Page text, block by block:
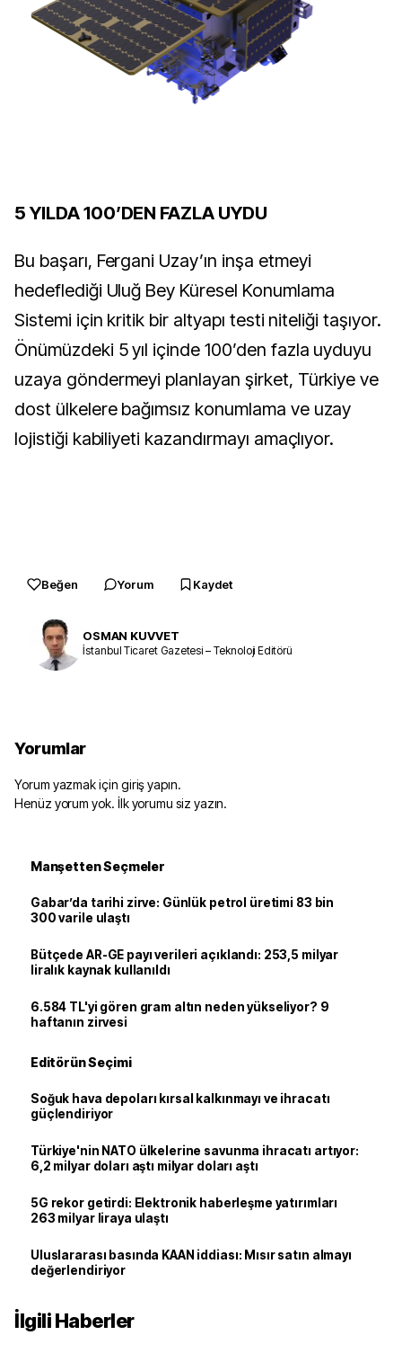
5 YILDA 100’DEN FAZLA UYDU
Bu başarı, Fergani Uzay’ın inşa etmeyi
hedeflediği Uluğ Bey Küresel Konumlama
Sistemi için kritik bir altyapı testi niteliği taşıyor.
Önümüzdeki 5 yıl içinde 100’den fazla uyduyu
uzaya göndermeyi planlayan şirket, Türkiye ve
dost ülkelere bağımsız konumlama ve uzay
lojistiği kabiliyeti kazandırmayı amaçlıyor.
Beğen Yorum Kaydet
OSMAN KUVVET
İstanbul Ticaret Gazetesi – Teknoloji Editörü
Yorumlar
Yorum yazmak için giriş yapın.
Henüz yorum yok. İlk yorumu siz yazın.
Manşetten Seçmeler
Gabar’da tarihi zirve: Günlük petrol üretimi 83 bin
300 varile ulaştı
Bütçede AR-GE payı verileri açıklandı: 253,5 milyar
liralık kaynak kullanıldı
6.584 TL'yi gören gram altın neden yükseliyor? 9
haftanın zirvesi
Editörün Seçimi
Soğuk hava depoları kırsal kalkınmayı ve ihracatı
güçlendiriyor
Türkiye'nin NATO ülkelerine savunma ihracatı artıyor:
6,2 milyar doları aştı milyar doları aştı
5G rekor getirdi: Elektronik haberleşme yatırımları
263 milyar liraya ulaştı
Uluslararası basında KAAN iddiası: Mısır satın almayı
değerlendiriyor
İlgili Haberler